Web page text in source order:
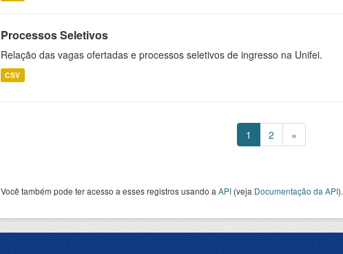
Processos Seletivos
Relação das vagas ofertadas e processos seletivos de ingresso na Unifei.
CSV
1 2 »
Você também pode ter acesso a esses registros usando a API (veja Documentação da API).